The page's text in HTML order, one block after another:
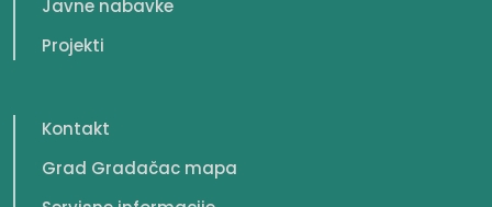
Javne nabavke
Projekti
Kontakt
Grad Gradačac mapa